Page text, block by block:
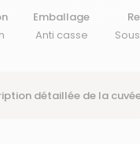
Emballage
Anti casse
détaillée de la